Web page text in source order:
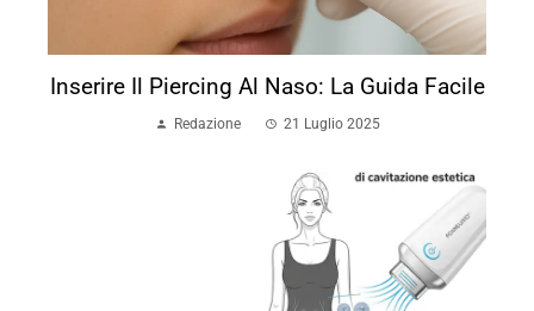
Inserire Il Piercing Al Naso: La Guida Facile
Redazione 21 Luglio 2025